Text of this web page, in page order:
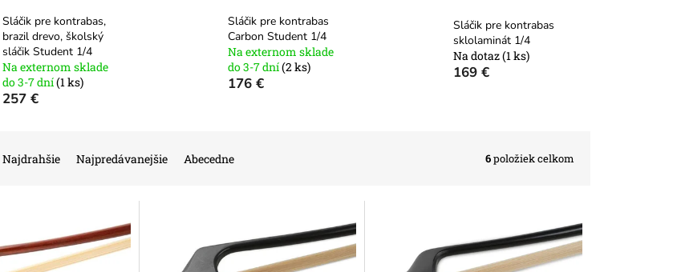
Sláčik pre kontrabas,
brazil drevo, školský
sláčik Student 1/4
Na externom sklade
do 3-7 dní(1 ks)
257 €
Sláčik pre kontrabas
Carbon Student 1/4
Na externom sklade
do 3-7 dní(2 ks)
176 €
Sláčik pre kontrabas
sklolaminát 1/4
Na dotaz(1 ks)
169 €
Najdrahšie Najpredávanejšie Abecedne 6položiek celkom